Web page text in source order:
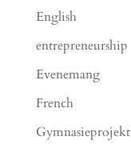
English
entrepreneurship
Evenemang
French
Gymnasieprojekt